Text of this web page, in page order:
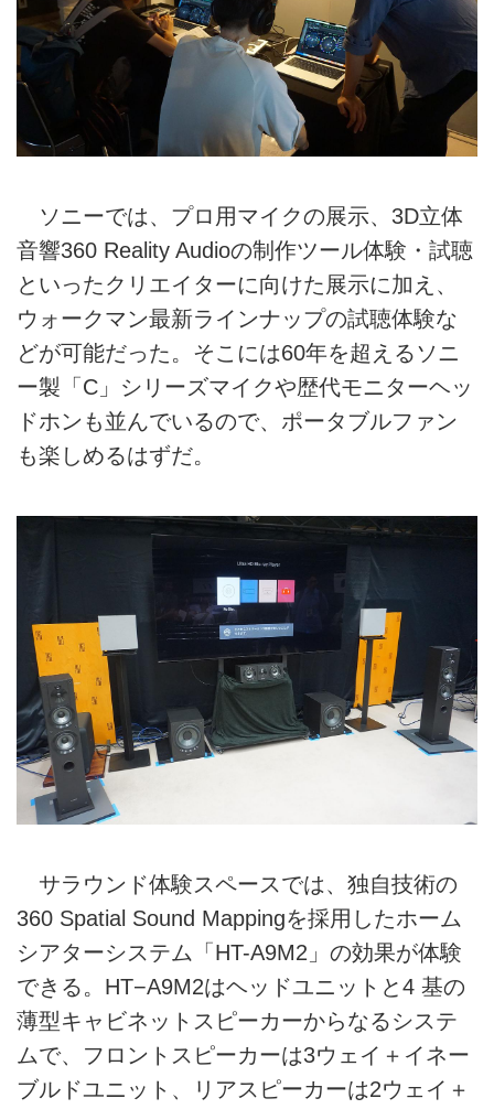
ソニーでは、プロ用マイクの展示、3D立体
音響360 Reality Audioの制作ツール体験・試聴
といったクリエイターに向けた展示に加え、
ウォークマン最新ラインナップの試聴体験な
どが可能だった。そこには60年を超えるソニ
ー製「C」シリーズマイクや歴代モニターヘッ
ドホンも並んでいるので、ポータブルファン
も楽しめるはずだ。
サラウンド体験スペースでは、独自技術の
360 Spatial Sound Mappingを採用したホーム
シアターシステム「HT-A9M2」の効果が体験
できる。HT−A9M2はヘッドユニットと4 基の
薄型キャビネットスピーカーからなるシステ
ムで、フロントスピーカーは3ウェイ＋イネー
ブルドユニット、リアスピーカーは2ウェイ＋